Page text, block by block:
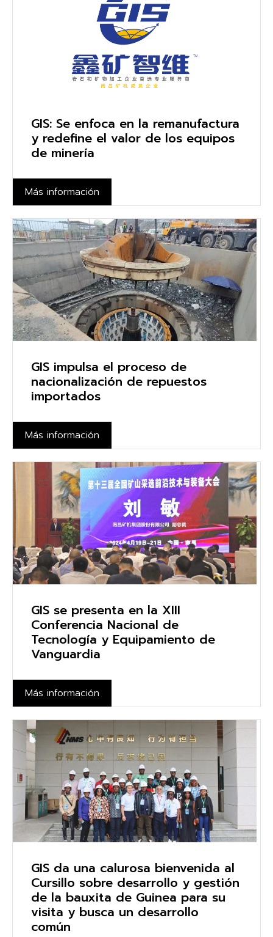
GIS: Se enfoca en la remanufactura
y redefine el valor de los equipos
de minería
Más información
GIS impulsa el proceso de
nacionalización de repuestos
importados
Más información
GIS se presenta en la XIII
Conferencia Nacional de
Tecnología y Equipamiento de
Vanguardia
Más información
GIS da una calurosa bienvenida al
Cursillo sobre desarrollo y gestión
de la bauxita de Guinea para su
visita y busca un desarrollo
común